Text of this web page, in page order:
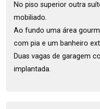
No piso superior outra
mobiliado.
Ao fundo uma área
com pia e um banheiro
Duas vagas de garagem
implantada.